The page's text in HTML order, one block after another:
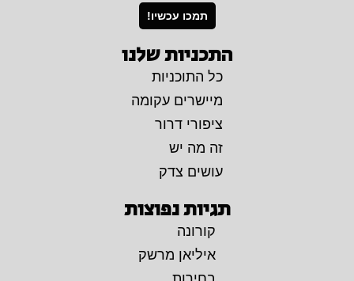
תמכו עכשיו!
התכניות שלנו
כל התוכניות
מיישרים עקומה
ציפורי דרור
זה מה יש
עושים צדק
תגיות נפוצות
קורונה
איליאן מרשק